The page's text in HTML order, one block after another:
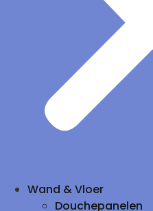
Wand & Vloer
Douchepanelen